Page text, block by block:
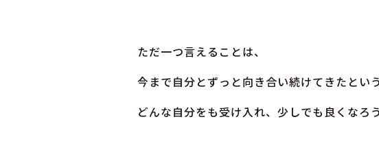
ただ一つ言えることは、
今まで自分とずっと向き合い続けてきたとい
どんな自分をも受け入れ、少しでも良くなろ